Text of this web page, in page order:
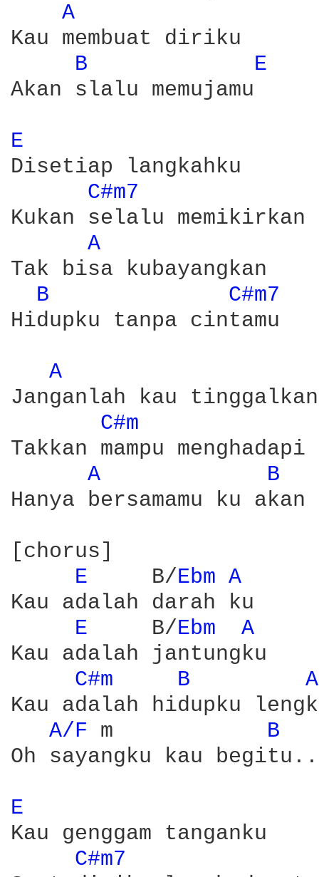
A
Kau membuat diriku
B
E
Akan slalu memujamu
E
Disetiap langkahku
C#m7
Kukan selalu
A
Tak bisa kubayangkan
B
C#m7
Hidupku tanpa cintamu
A
Janganlah kau
C#m
Takkan mampu menghadapi
A
B
Hanya bersamamu ku
[chorus]
E
    B/
Ebm A
Kau adalah darah ku
E
    B/
Ebm
A
Kau adalah jantungku
C#m
B
Kau adalah hidupku
A/F m B
Oh sayangku kau
E
Kau genggam tanganku
C#m7